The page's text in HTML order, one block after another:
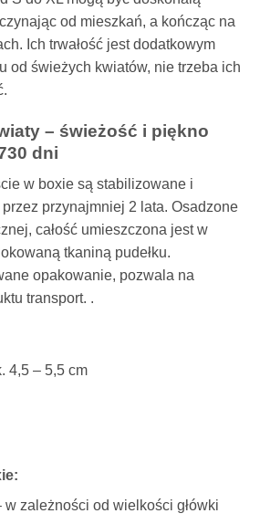
od mieszkań, a kończąc na
Ich trwałość jest dodatkowym
od świeżych kwiatów, nie trzeba ich
– świeżość i piękno
dni
w boxie są stabilizowane i
przynajmniej 2 lata. Osadzone
całość umieszczona jest w
tkaniną pudełku.
opakowanie, pozwala na
transport. .
4,5 – 5,5 cm
w zależności od wielkości główki